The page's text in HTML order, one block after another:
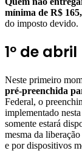
mínima de R$
do imposto devido.
1º de abril
Neste primeiro
pré-preenchida
Federal, o
implementado
somente estará
mesma da
e por dispositivos